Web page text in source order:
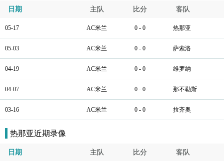
日期 主队 比分 客队
05-17 AC米兰 0 - 0 热那亚
05-03 AC米兰 0 - 0 萨索洛
04-19 AC米兰 0 - 0 维罗纳
04-07 AC米兰 0 - 0 那不勒斯
03-16 AC米兰 0 - 0 拉齐奥
热那亚近期录像
日期 主队 比分 客队